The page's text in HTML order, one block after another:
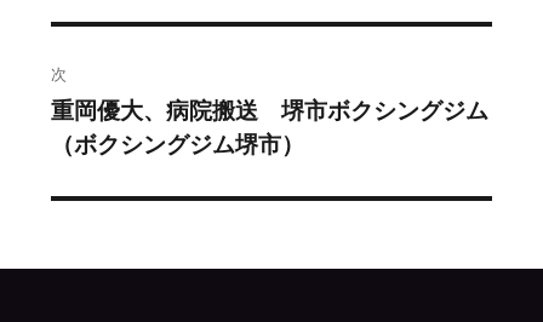
ビ
ゲ
ー
稿:
次
次
の
重岡優大、病院搬送 堺市ボクシングジム
（ボクシングジム堺市）